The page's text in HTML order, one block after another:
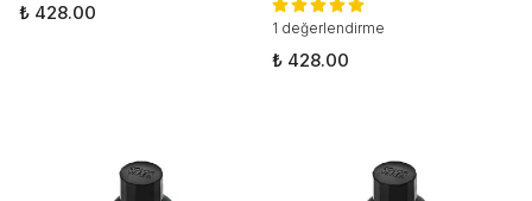
₺ 428.00
1 değerlendirme
₺ 428.00